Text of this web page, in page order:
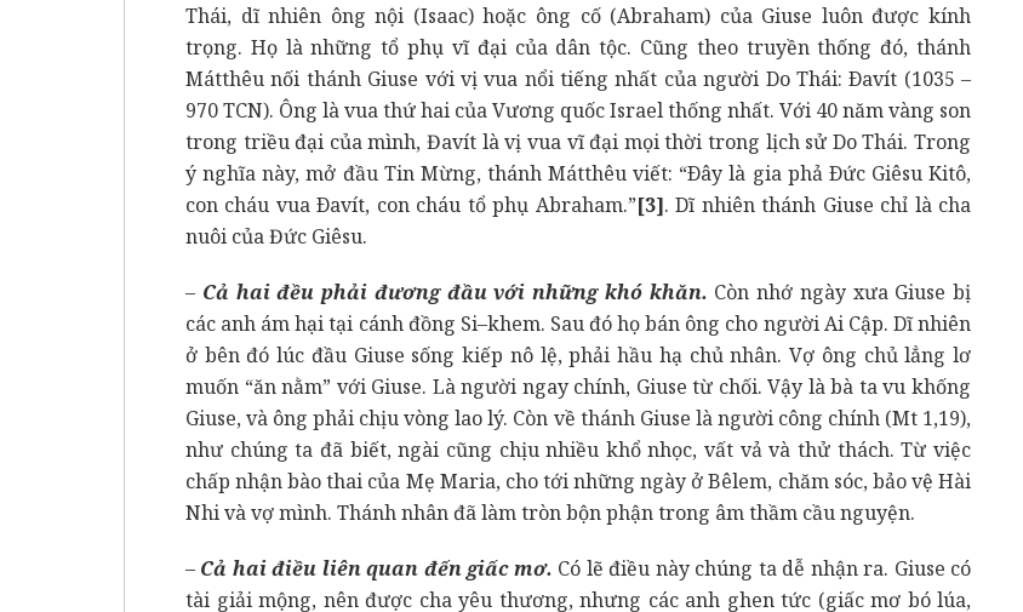
Thái, dĩ nhiên ông nội (Isaac) hoặc ông cố (Abraham) của Giuse luôn được kính
trọng. Họ là những tổ phụ vĩ đại của dân tộc. Cũng theo truyền thống đó, thánh
Mátthêu nối thánh Giuse với vị vua nổi tiếng nhất của người Do Thái: Ðavít (1035 –
970 TCN). Ông là vua thứ hai của Vương quốc Israel thống nhất. Với 40 năm vàng son
trong triều đại của mình, Đavít là vị vua vĩ đại mọi thời trong lịch sử Do Thái. Trong
ý nghĩa này, mở đầu Tin Mừng, thánh Mátthêu viết: “Ðây là gia phả Ðức Giêsu Kitô,
con cháu vua Ðavít, con cháu tổ phụ Abraham.”[3]. Dĩ nhiên thánh Giuse chỉ là cha
nuôi của Đức Giêsu.
– Cả hai đều phải đương đầu với những khó khăn. Còn nhớ ngày xưa Giuse bị
các anh ám hại tại cánh đồng Si–khem. Sau đó họ bán ông cho người Ai Cập. Dĩ nhiên
ở bên đó lúc đầu Giuse sống kiếp nô lệ, phải hầu hạ chủ nhân. Vợ ông chủ lẳng lơ
muốn “ăn nằm” với Giuse. Là người ngay chính, Giuse từ chối. Vậy là bà ta vu khống
Giuse, và ông phải chịu vòng lao lý. Còn về thánh Giuse là người công chính (Mt 1,19),
như chúng ta đã biết, ngài cũng chịu nhiều khổ nhọc, vất vả và thử thách. Từ việc
chấp nhận bào thai của Mẹ Maria, cho tới những ngày ở Bêlem, chăm sóc, bảo vệ Hài
Nhi và vợ mình. Thánh nhân đã làm tròn bộn phận trong âm thầm cầu nguyện.
– Cả hai điều liên quan đến giấc mơ. Có lẽ điều này chúng ta dễ nhận ra. Giuse có
tài giải mộng, nên được cha yêu thương, nhưng các anh ghen tức (giấc mơ bó lúa,